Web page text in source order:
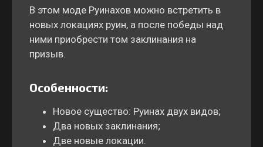
В этом моде Руинахов можно встретить в
новых локациях руин, а после победы над
ними приобрести том заклинания на
призыв.
Особенности:
Новое существо: Руинах двух видов;
Два новых заклинания;
Две новые локации.